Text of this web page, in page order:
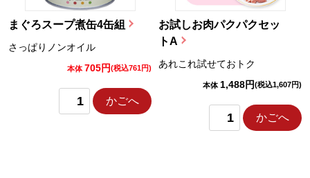
まぐろスープ煮缶4缶組
さっぱりノンオイル
本体 705円(税込761円)
かごへ
お試しお肉パクパクセッ
トA
あれこれ試せておトク
本体 1,488円(税込1,607円)
かごへ